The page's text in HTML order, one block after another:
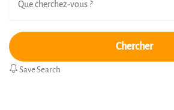
Que cherchez-vous ?
Chercher
Save Search